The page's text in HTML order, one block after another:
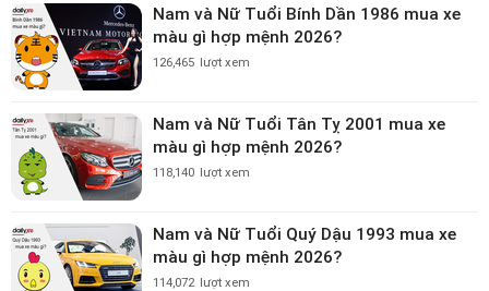
Nam và Nữ Tuổi Bính Dần 1986 mua xe
màu gì hợp mệnh 2026?
126,465 lượt xem
Nam và Nữ Tuổi Tân Tỵ 2001 mua xe
màu gì hợp mệnh 2026?
118,140 lượt xem
Nam và Nữ Tuổi Quý Dậu 1993 mua xe
màu gì hợp mệnh 2026?
114,072 lượt xem